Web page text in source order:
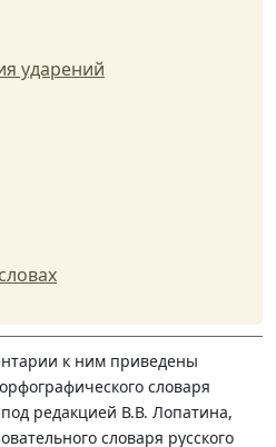
ударений
к ним приведены
словаря
редакцией В.В. Лопатина,
словаря русского